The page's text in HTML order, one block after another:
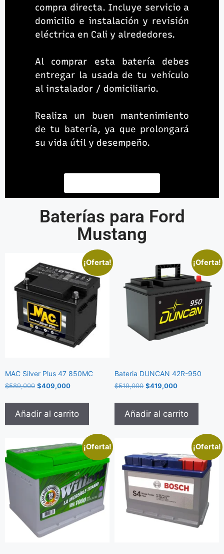
compra directa. Incluye servicio a
domicilio e instalación y revisión
eléctrica en Cali y alrededores.
Al comprar esta batería debes
entregar la usada de tu vehículo
al instalador / domiciliario.
Realiza un buen mantenimiento
de tu batería, ya que prolongará
su vida útil y desempeño.
Baterías para Ford
Mustang
¡Oferta!
MAC Silver Plus 47 850MC
$589,000 $409,000
Añadir al carrito
¡Oferta!
Bateria DUNCAN 42R-950
$519,000 $419,000
Añadir al carrito
¡Oferta! ¡Oferta!